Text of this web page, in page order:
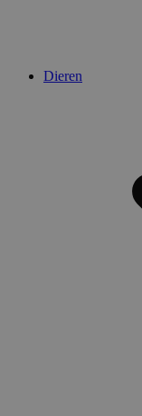
Dieren